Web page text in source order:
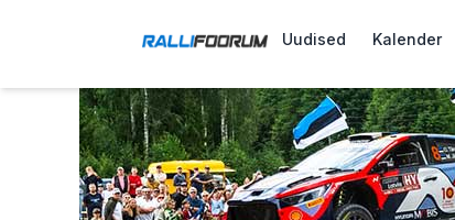
Uudised Kalender